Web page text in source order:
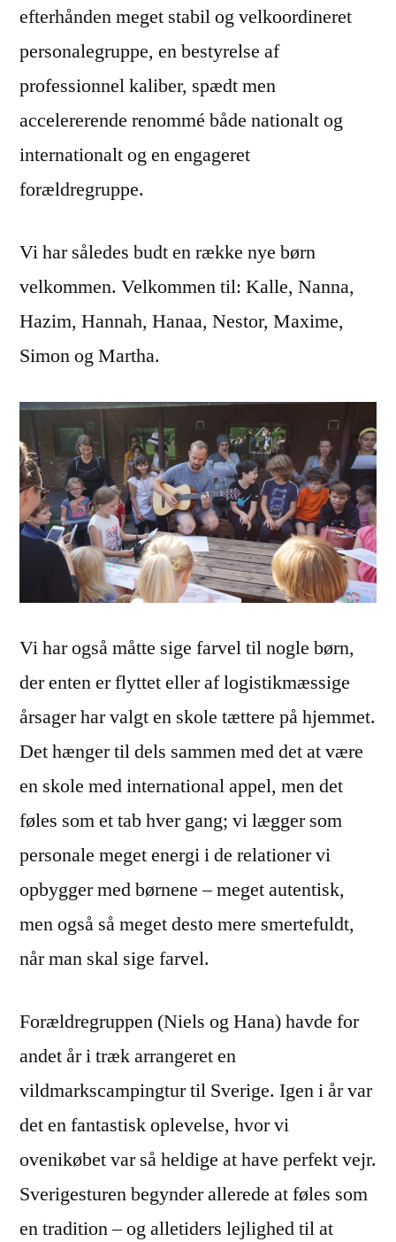
efterhånden meget stabil og velkoordineret
personalegruppe, en bestyrelse af
professionnel kaliber, spædt men
accelererende renommé både nationalt og
internationalt og en engageret
forældregruppe.
Vi har således budt en række nye børn
velkommen. Velkommen til: Kalle, Nanna,
Hazim, Hannah, Hanaa, Nestor, Maxime,
Simon og Martha.
Vi har også måtte sige farvel til nogle børn,
der enten er flyttet eller af logistikmæssige
årsager har valgt en skole tættere på hjemmet.
Det hænger til dels sammen med det at være
en skole med international appel, men det
føles som et tab hver gang; vi lægger som
personale meget energi i de relationer vi
opbygger med børnene – meget autentisk,
men også så meget desto mere smertefuldt,
når man skal sige farvel.
Forældregruppen (Niels og Hana) havde for
andet år i træk arrangeret en
vildmarkscampingtur til Sverige. Igen i år var
det en fantastisk oplevelse, hvor vi
ovenikøbet var så heldige at have perfekt vejr.
Sverigesturen begynder allerede at føles som
en tradition – og alletiders lejlighed til at